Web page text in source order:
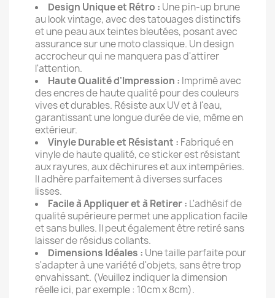
Design Unique et Rétro : Une pin-up brune
au look vintage, avec des tatouages distinctifs
et une peau aux teintes bleutées, posant avec
assurance sur une moto classique. Un design
accrocheur qui ne manquera pas d'attirer
l'attention.
Haute Qualité d'Impression : Imprimé avec
des encres de haute qualité pour des couleurs
vives et durables. Résiste aux UV et à l'eau,
garantissant une longue durée de vie, même en
extérieur.
Vinyle Durable et Résistant : Fabriqué en
vinyle de haute qualité, ce sticker est résistant
aux rayures, aux déchirures et aux intempéries.
Il adhère parfaitement à diverses surfaces
lisses.
Facile à Appliquer et à Retirer : L'adhésif de
qualité supérieure permet une application facile
et sans bulles. Il peut également être retiré sans
laisser de résidus collants.
Dimensions Idéales : Une taille parfaite pour
s'adapter à une variété d'objets, sans être trop
envahissant. (Veuillez indiquer la dimension
réelle ici, par exemple : 10cm x 8cm).